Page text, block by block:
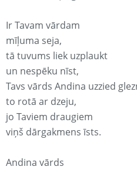
Ir Tavam vārdam
mīļuma seja,
tā tuvums liek uzplaukt
un nespēku nīst,
Tavs vārds Andina uzzied
to rotā ar dzeju,
jo Taviem draugiem
viņš dārgakmens īsts.
Andina vārds